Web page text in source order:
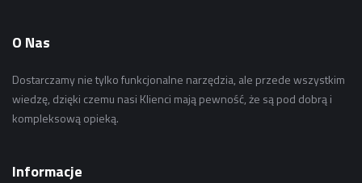
O Nas
Dostarczamy nie tylko funkcjonalne narzędzia, ale przede wszystkim
wiedzę, dzięki czemu nasi Klienci mają pewność, że są pod dobrą i
kompleksową opieką.
Informacje